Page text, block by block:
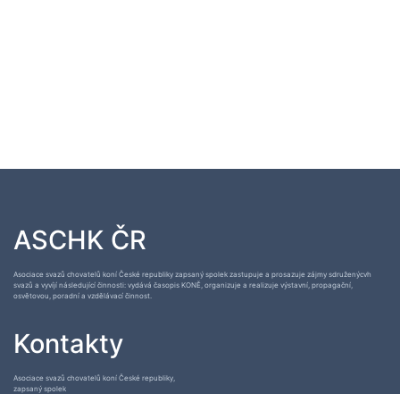
ASCHK ČR
Asociace svazů chovatelů koní České republiky zapsaný spolek zastupuje a prosazuje zájmy sdruženýcvh
svazů a vyvíjí následující činnosti: vydává časopis KONĚ, organizuje a realizuje výstavní, propagační,
osvětovou, poradní a vzdělávací činnost.
Kontakty
Asociace svazů chovatelů koní České republiky,
zapsaný spolek